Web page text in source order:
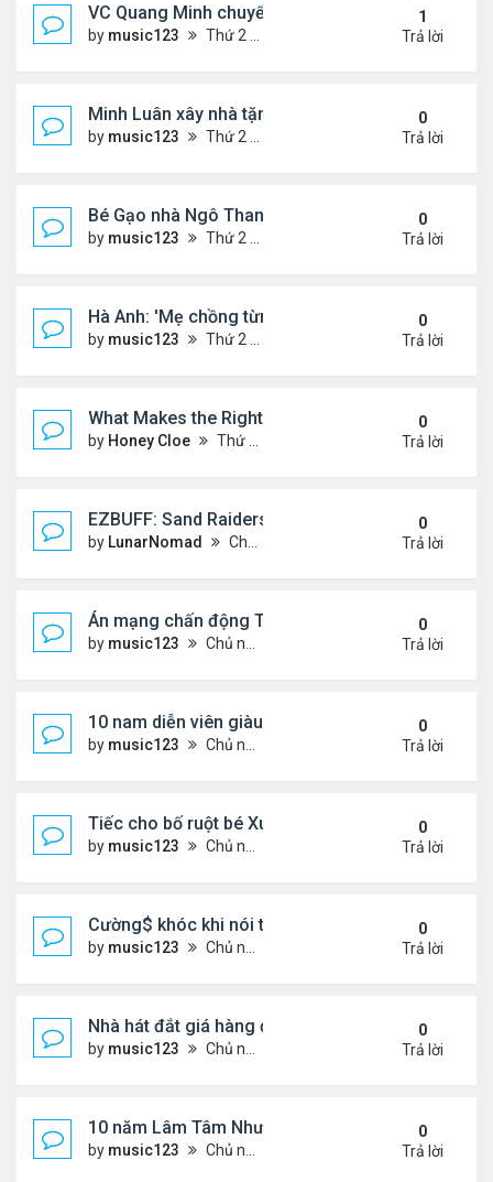
VC Quang Minh chuyển về tổ ấm
by music123 Thứ 2 Tháng 8 03, 2026 5:56 pm
1
Trả lời
Minh Luân xây nhà tặng cha mẹ
by music123 Thứ 2 Tháng 8 03, 2026 5:45 pm
0
Trả lời
Bé Gạo nhà Ngô Thanh Vân dễ thương trong tiệc
by music123 Thứ 2 Tháng 8 03, 2026 5:19 pm
0
Trả lời
Hà Anh: 'Mẹ chồng từng ngạc nhiên vì tôi luôn trả
by music123 Thứ 2 Tháng 8 03, 2026 5:13 pm
0
Trả lời
What Makes the Right Retail POS Matter?
by Honey Cloe Thứ 2 Tháng 8 03, 2026 10:35 am
0
Trả lời
EZBUFF: Sand Raiders of Sophie Farming
by LunarNomad Chủ nhật Tháng 8 02, 2026 11:33 pm
0
Trả lời
Án mạng chấn động Thái lan: hai chị em người
by music123 Chủ nhật Tháng 8 02, 2026 6:43 pm
0
Trả lời
10 nam diễn viên giàu nhất Trung Quốc 2026
by music123 Chủ nhật Tháng 8 02, 2026 6:39 pm
0
Trả lời
Tiếc cho bố ruột bé Xuân Mai ở Mỹ
by music123 Chủ nhật Tháng 8 02, 2026 6:33 pm
0
Trả lời
Cường$ khóc khi nói thật về hôn nhân
by music123 Chủ nhật Tháng 8 02, 2026 6:28 pm
0
Trả lời
Nhà hát đắt giá hàng đầu tg ở VN
by music123 Chủ nhật Tháng 8 02, 2026 6:20 pm
0
Trả lời
10 năm Lâm Tâm Như - Hoắc Kiến Hoa
by music123 Chủ nhật Tháng 8 02, 2026 6:11 pm
0
Trả lời